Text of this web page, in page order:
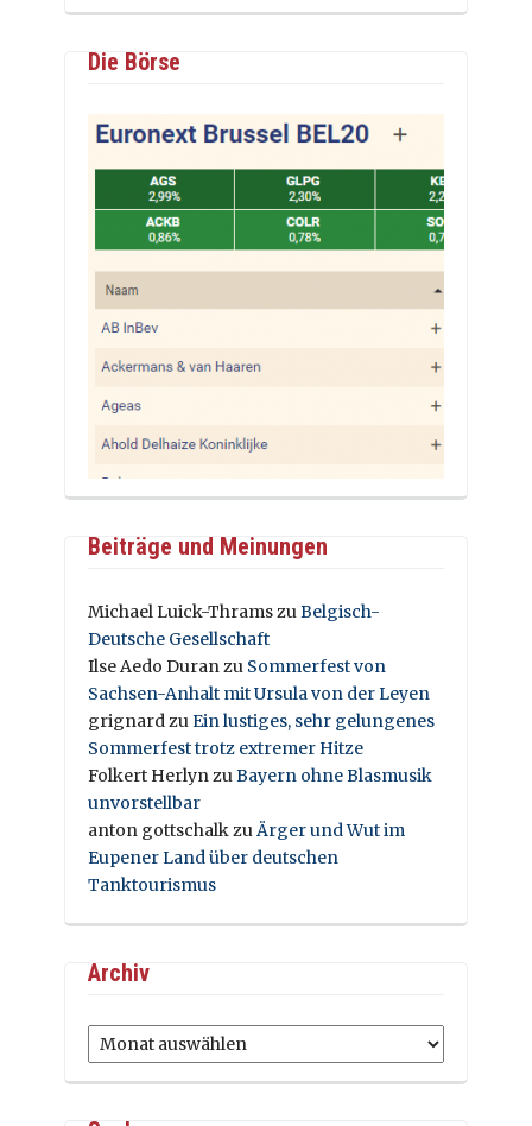
Die Börse
Beiträge und Meinungen
Michael Luick-ThramszuBelgisch-
Deutsche Gesellschaft
Ilse Aedo Duranzu Sommerfest von
Sachsen-Anhalt mit Ursula von der Leyen
grignardzuEin lustiges, sehr gelungenes
Sommerfest trotz extremer Hitze
Folkert HerlynzuBayern ohne Blasmusik
unvorstellbar
anton gottschalkzuÄrger und Wut im
Eupener Land über deutschen
Tanktourismus
Archiv
Archiv